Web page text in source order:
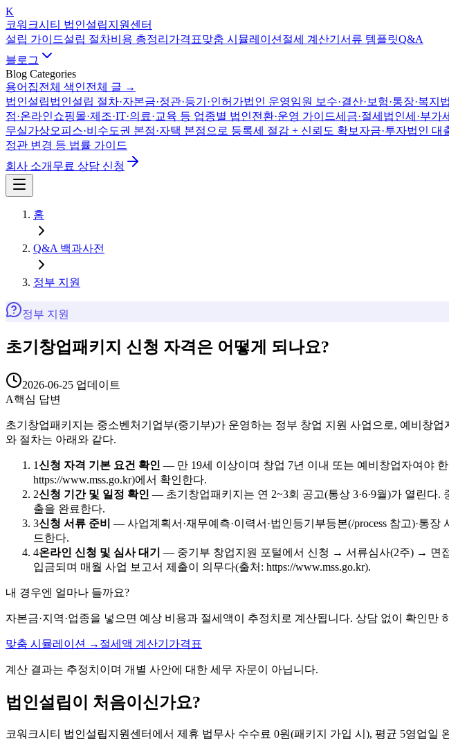
K
코워크시티 법인설립지원센터
설립 가이드설립 절차비용 총정리 가격표맞춤 시뮬레이션 절세 계산기 서류 템플릿Q&A
블로그
Blog Categories
용어집전체 색인전체 글 →
법인설립법인설립 절차·자본금·정관·등기·인허가법인 운영임원 보수·결산·보험·통장·복지
점·온라인쇼핑몰·제조·IT·의료·교육 등 업종별 법인전환·운영 가이드세금·절세 법인세·부가
무실가상오피스·비수도권 본점·자택 본점으로 등록세 절감 + 신뢰도 확보 자금·투자법인 대
정관 변경 등 법률 가이드
회사 소개 무료 상담 신청
홈
Q&A 백과사전
정부 지원
정부 지원
초기창업패키지 신청 자격은 어떻게 되나요?
2026-06-25 업데이트
A핵심 답변
초기창업패키지는 중소벤처기업부(중기부)가 운영하는 정부 창업 지원 사업으로, 예비창업
와 절차는 아래와 같다.
1신청 자격 기본 요건 확인 — 만 19세 이상이며 창업 7년 이내 또는 예비창업자여야
https://www.mss.go.kr)에서 확인한다.
2신청 기간 및 일정 확인 — 초기창업패키지는 연 2~3회 공고(통상 3·6·9월)가 열린다
출을 완료한다.
3신청 서류 준비 — 사업계획서·재무예측·이력서·법인등기부등본(/process 참고)·통
드한다.
4온라인 신청 및 심사 대기 — 중기부 창업지원 포털에서 신청 → 서류심사(2주) → 면
입금되며 매월 사업 보고서 제출이 의무다(출처: https://www.mss.go.kr).
내 경우엔 얼마나 들까요?
자본금·지역·업종을 넣으면 예상 비용과 절세액이 추정치로 계산됩니다. 상담 없이 확인만
맞춤 시뮬레이션 → 절세액 계산기 가격표
계산 결과는 추정치이며 개별 사안에 대한 세무 자문이 아닙니다.
법인설립이 처음이신가요?
코워크시티 법인설립지원센터에서 제휴 법무사 수수료 0원(패키지 가입 시), 평균 5영업